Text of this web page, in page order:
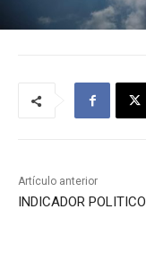
Artículo anterior
INDICADOR POLITICO